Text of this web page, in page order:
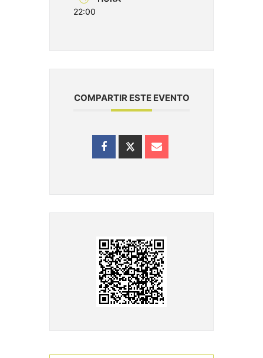
22:00
COMPARTIR ESTE EVENTO